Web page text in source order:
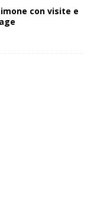
con visite e